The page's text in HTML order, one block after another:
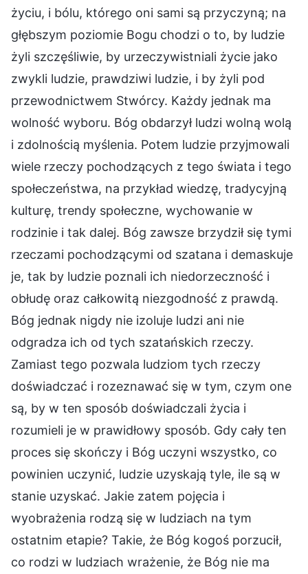
życiu, i bólu, którego oni sami są przyczyną; na
głębszym poziomie Bogu chodzi o to, by ludzie
żyli szczęśliwie, by urzeczywistniali życie jako
zwykli ludzie, prawdziwi ludzie, i by żyli pod
przewodnictwem Stwórcy. Każdy jednak ma
wolność wyboru. Bóg obdarzył ludzi wolną wolą
i zdolnością myślenia. Potem ludzie przyjmowali
wiele rzeczy pochodzących z tego świata i tego
społeczeństwa, na przykład wiedzę, tradycyjną
kulturę, trendy społeczne, wychowanie w
rodzinie i tak dalej. Bóg zawsze brzydził się tymi
rzeczami pochodzącymi od szatana i demaskuje
je, tak by ludzie poznali ich niedorzeczność i
obłudę oraz całkowitą niezgodność z prawdą.
Bóg jednak nigdy nie izoluje ludzi ani nie
odgradza ich od tych szatańskich rzeczy.
Zamiast tego pozwala ludziom tych rzeczy
doświadczać i rozeznawać się w tym, czym one
są, by w ten sposób doświadczali życia i
rozumieli je w prawidłowy sposób. Gdy cały ten
proces się skończy i Bóg uczyni wszystko, co
powinien uczynić, ludzie uzyskają tyle, ile są w
stanie uzyskać. Jakie zatem pojęcia i
wyobrażenia rodzą się w ludziach na tym
ostatnim etapie? Takie, że Bóg kogoś porzucił,
co rodzi w ludziach wrażenie, że Bóg nie ma